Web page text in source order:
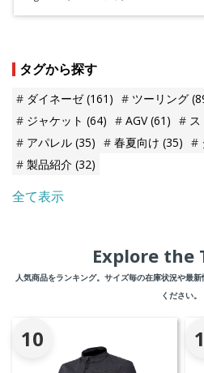
タグから探す
ダイネーゼ(161) ツーリング
ジャケット (64) AGV(61) ス
アパレル (35) 春夏向け (35)
製品紹介 (32)
全て表示
Explore the
人気商品をランキング。サイズ毎の在庫状況や最
ください。
10